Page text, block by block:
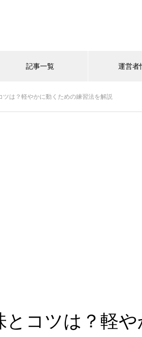
記事一覧 運営者
ツは？軽やかに動くための練習法を解説
コツは？軽や